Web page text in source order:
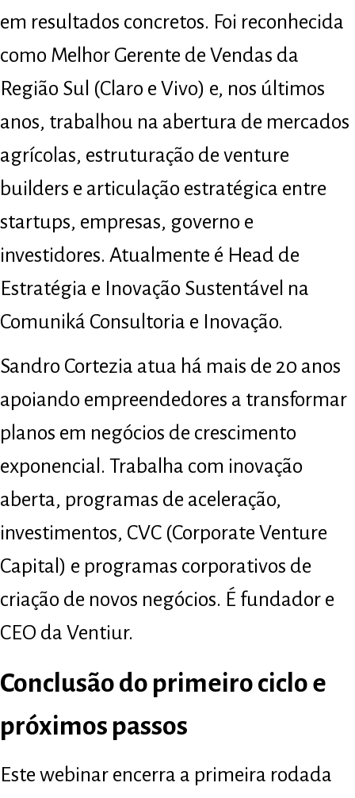
em resultados concretos. Foi reconhecida
como Melhor Gerente de Vendas da
Região Sul (Claro e Vivo) e, nos últimos
anos, trabalhou na abertura de mercados
agrícolas, estruturação de venture
builders e articulação estratégica entre
startups, empresas, governo e
investidores. Atualmente é Head de
Estratégia e Inovação Sustentável na
Comuniká Consultoria e Inovação.
Sandro Cortezia atua há mais de 20 anos
apoiando empreendedores a transformar
planos em negócios de crescimento
exponencial. Trabalha com inovação
aberta, programas de aceleração,
investimentos, CVC (Corporate Venture
Capital) e programas corporativos de
criação de novos negócios. É fundador e
CEO da Ventiur.
Conclusão do primeiro ciclo e
próximos passos
Este webinar encerra a primeira rodada